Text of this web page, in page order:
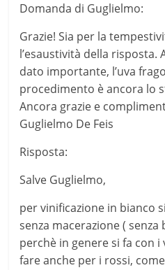
Domanda di Guglielmo:
Grazie! Sia per la
l’esaustività della risposta.
dato importante, l’uva
procedimento è ancora lo
Ancora grazie e
Guglielmo De Feis
Risposta:
Salve Guglielmo,
per vinificazione in bianco
senza macerazione ( senza
perchè in genere si fa con
fare anche per i rossi,